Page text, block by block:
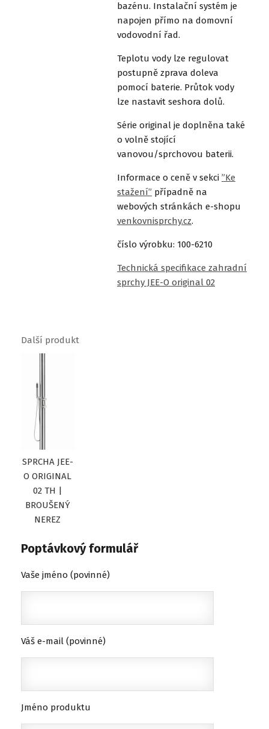
bazénu. Instalační systém je
napojen přímo na domovní
vodovodní řad.
Teplotu vody lze regulovat
postupně zprava doleva
pomocí baterie. Průtok vody
lze nastavit seshora dolů.
Série original je doplněna také
o volně stojící
vanovou/sprchovou baterii.
Informace o ceně v sekci ”Ke
stažení” případně na
webových stránkách e-shopu
venkovnisprchy.cz.
číslo výrobku: 100-6210
Technická specifikace zahradní
sprchy JEE-O original 02
Další produkt
SPRCHA JEE-
O ORIGINAL
02 TH |
BROUŠENÝ
NEREZ
Poptávkový formulář
Vaše jméno (povinné)
Váš e-mail (povinné)
Jméno produktu